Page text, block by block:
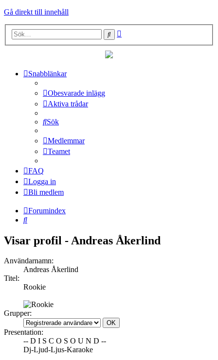
Gå direkt till innehåll
Sök
Snabblänkar
Obesvarade inlägg
Aktiva trådar
Sök
Medlemmar
Teamet
FAQ
Logga in
Bli medlem
Forumindex
Sök
Visar profil - Andreas Åkerlind
Användarnamn:
Andreas Åkerlind
Titel:
Rookie
Grupper:
Presentation:
-- D I S C O S O U N D --
Dj-Ljud-Ljus-Karaoke